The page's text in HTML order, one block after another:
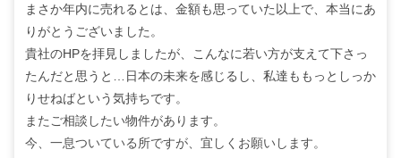
まさか年内に売れるとは、金額も思っていた以上で、本当にあ
りがとうございました。
貴社のHPを拝見しましたが、こんなに若い方が支えて下さっ
たんだと思うと…日本の未来を感じるし、私達ももっとしっか
りせねばという気持ちです。
またご相談したい物件があります。
今、一息ついている所ですが、宜しくお願いします。